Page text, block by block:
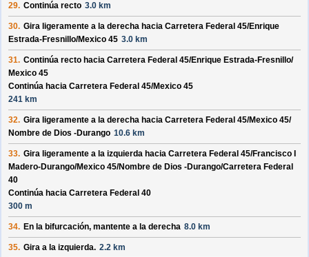
29. Continúa recto 3.0 km
30. Gira ligeramente a la derecha hacia Carretera Federal 45/Enrique
Estrada-Fresnillo/Mexico 45 3.0 km
31. Continúa recto hacia Carretera Federal 45/Enrique Estrada-Fresnillo/
Mexico 45
Continúa hacia Carretera Federal 45/Mexico 45
241 km
32. Gira ligeramente a la derecha hacia Carretera Federal 45/Mexico 45/
Nombre de Dios -Durango 10.6 km
33. Gira ligeramente a la izquierda hacia Carretera Federal 45/Francisco I
Madero-Durango/Mexico 45/Nombre de Dios -Durango/Carretera Federal
40
Continúa hacia Carretera Federal 40
300 m
34. En la bifurcación, mantente a la derecha 8.0 km
35. Gira a la izquierda. 2.2 km